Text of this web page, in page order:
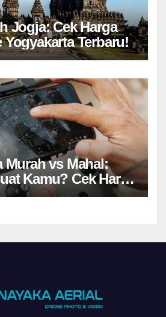
Jogja: Cek Harga
Yogyakarta Terbaru!
Murah vs Mahal:
Kamu? Cek Harga
Yogyakarta!